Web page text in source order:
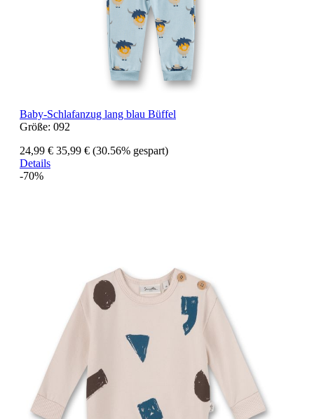
Baby-Schlafanzug lang blau Büffel
Größe: 092
24,99 € 35,99 € (30.56% gespart)
Details
-70%